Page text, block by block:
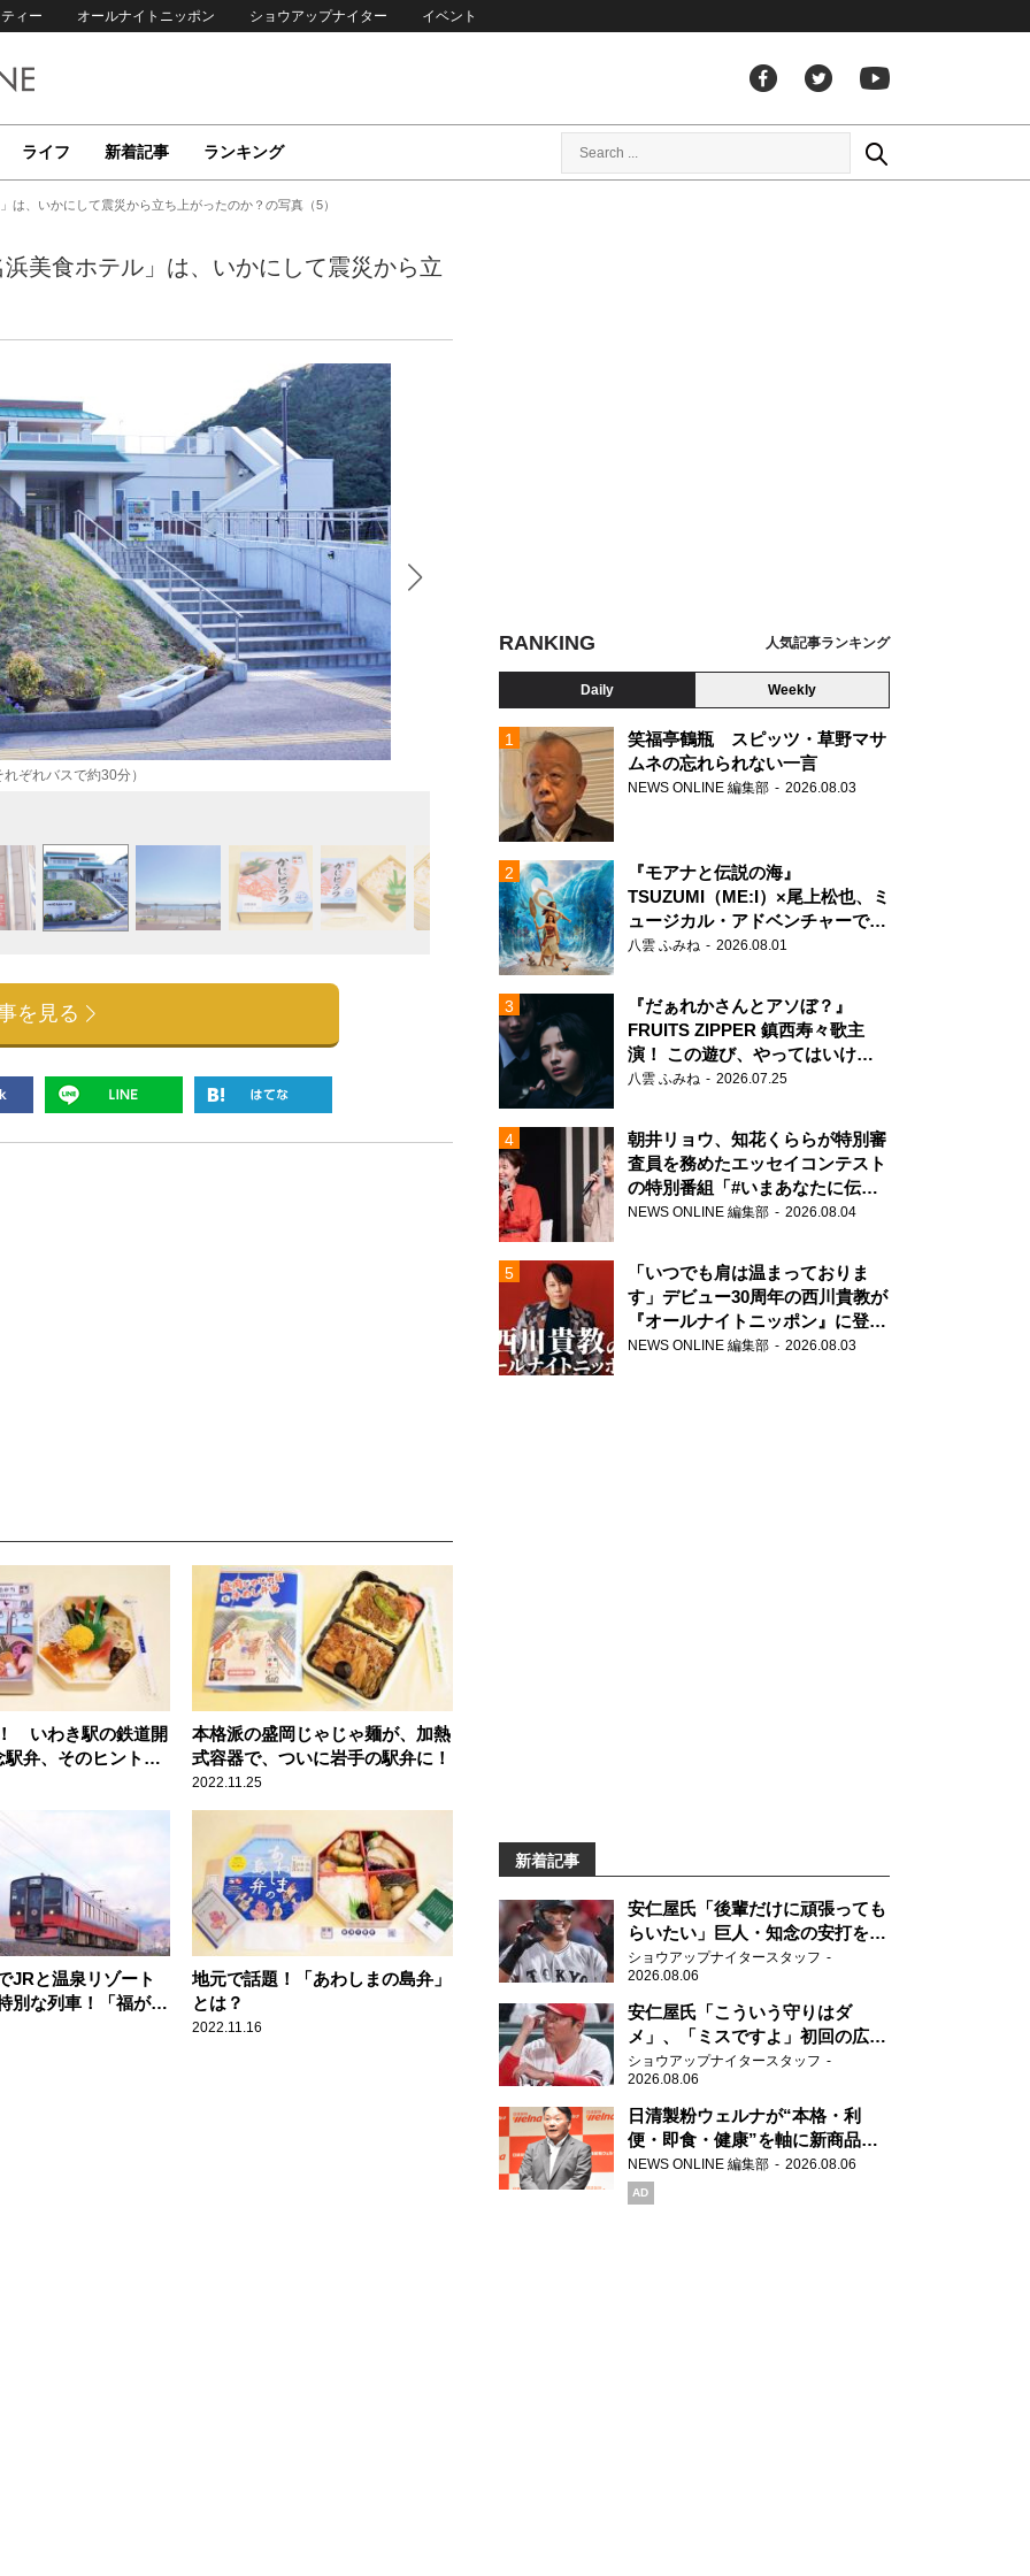
ィー オールナイトニッポン ショウアップナイター イベント
ライフ 新着記事 ランキング
、いかにして震災から立ち上がったのか？の写真（5）
美食ホテル」は、いかにして震災から立
ぞれバスで約30分） 現在のアクアマリンパーク
を見る
いわき駅の鉄道開
駅弁、そのヒントと
本格派の盛岡じゃじゃ麺が、加熱
式容器で、ついに岩手の駅弁に！
2022.11.25
JRと温泉リゾート
別な列車！「福がく
地元で話題！「あわしまの島弁」
とは？
2022.11.16
RANKING 人気記事ランキング
Daily Weekly
笑福亭鶴瓶 スピッツ・草野マサ
ムネの忘れられない一言
NEWS ONLINE 編集部 2026.08.03
『モアナと伝説の海』
TSUZUMI（ME:I）×尾上松也、ミ
ュージカル・アドベンチャーで美
声を響かせる
八雲 ふみね 2026.08.01
『だぁれかさんとアソぼ？』
FRUITS ZIPPER 鎮西寿々歌主
演！ この遊び、やってはいけま
せん。
八雲 ふみね 2026.07.25
朝井リョウ、知花くららが特別審
査員を務めたエッセイコンテスト
の特別番組「#いまあなたに伝え
たいこと」
NEWS ONLINE 編集部 2026.08.04
「いつでも肩は温まっておりま
す」デビュー30周年の西川貴教が
『オールナイトニッポン』に登
場！
NEWS ONLINE 編集部 2026.08.03
新着記事
安仁屋氏「後輩だけに頑張っても
らいたい」巨人・知念の安打を喜
ぶ
ショウアップナイタースタッフ
2026.08.06
安仁屋氏「こういう守りはダ
メ」、「ミスですよ」初回の広島
の守備に苦言
ショウアップナイタースタッフ
2026.08.06
日清製粉ウェルナが“本格・利
便・即食・健康”を軸に新商品を
展開 「マ・マー」「青の洞窟」
ブランドを強化
NEWS ONLINE 編集部 2026.08.06
AD